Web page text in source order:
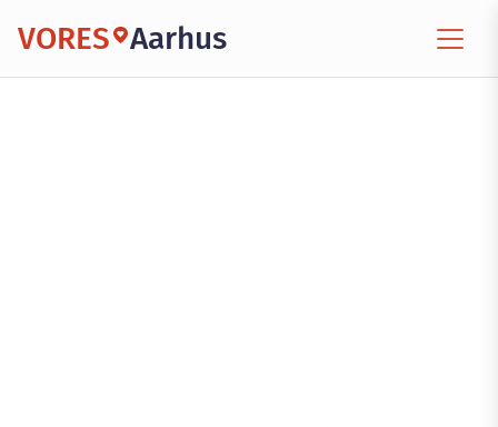
VORES Aarhus